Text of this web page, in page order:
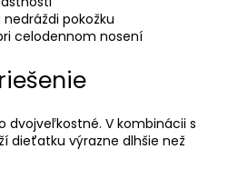
pokožku
celodennom nosení
dvojveľkostné. V kombinácii s
dieťatku výrazne dlhšie než